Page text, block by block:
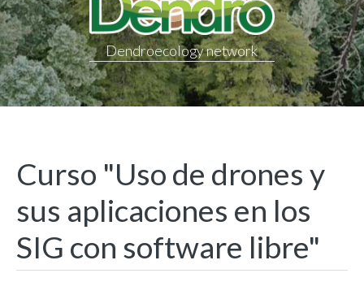
Dendroecology network
Curso "Uso de drones y
sus aplicaciones en los
SIG con software libre"